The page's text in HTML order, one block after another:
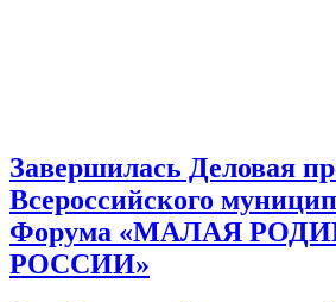
Завершилась Деловая
Всероссийского
Форума «МАЛАЯ
РОССИИ»